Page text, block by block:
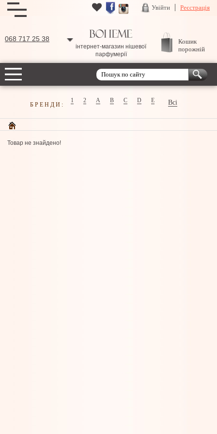
Увійти Реєстрація
068 717 25 38
інтернет-магазин нішевої
парфумерії
Кошик
порожній
БРЕНДИ:
1 2 A B C D E Всі
Товар не знайдено!